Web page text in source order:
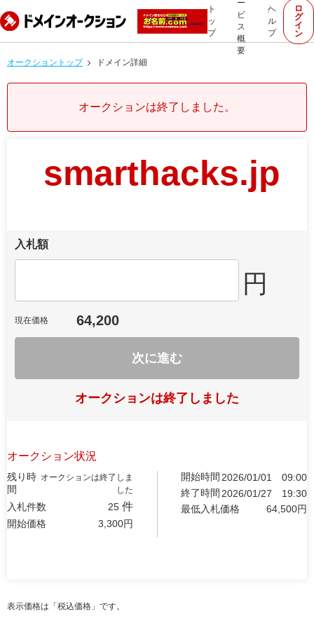
ト
ッ
プ
ー
ビ
ス
概
要
ヘ
ル
プ
ロ
グ
イ
ン
オークショントップ ドメイン詳細
オークションは終了しました。
smarthacks.jp
入札額
円
現在価格 64,200
次に進む
オークションは終了しました
オークション状況
残り時
間
オークションは終了しま
した
入札件数 25 件
開始価格 3,300円
開始時間 2026/01/01
09:00
終了時間 2026/01/27
19:30
最低入札価格
64,500円
表示価格は「税込価格」です。